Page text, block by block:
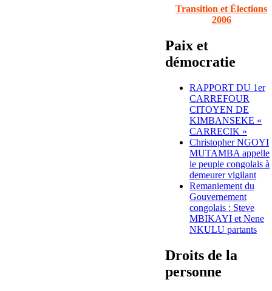
Transition et Élections
2006
Paix et
démocratie
RAPPORT DU 1er
CARREFOUR
CITOYEN DE
KIMBANSEKE «
CARRECIK »
Christopher NGOYI
MUTAMBA appelle
le peuple congolais à
demeurer vigilant
Remaniement du
Gouvernement
congolais : Steve
MBIKAYI et Nene
NKULU partants
Droits de la
personne